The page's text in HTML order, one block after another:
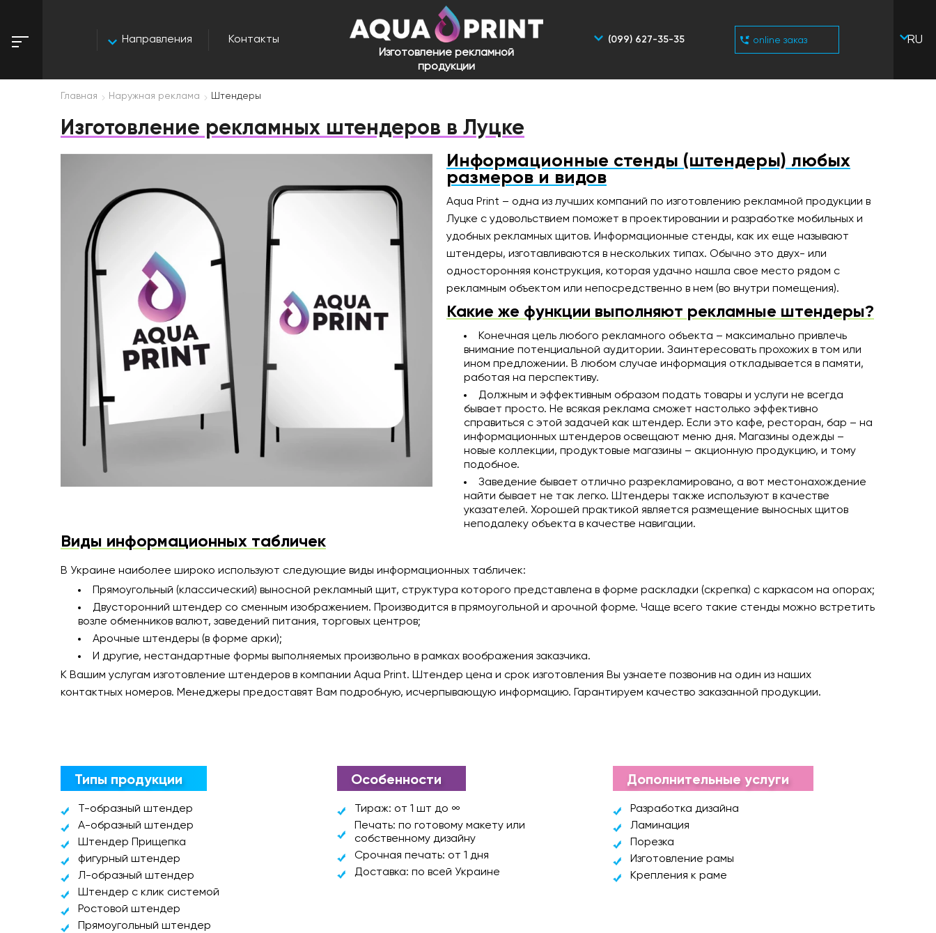
Направления
Контакты
Изготовление рекламной
продукции
(099) 627-35-35 online заказ RU
Главная Наружная реклама Штендеры
Изготовление рекламных штендеров в Луцке
Информационные стенды (штендеры) любых
размеров и видов
Aqua Print – одна из лучших компаний по изготовлению рекламной продукции в
Луцке с удовольствием поможет в проектировании и разработке мобильных и
удобных рекламных щитов. Информационные стенды, как их еще называют
штендеры, изготавливаются в нескольких типах. Обычно это двух- или
односторонняя конструкция, которая удачно нашла свое место рядом с
рекламным объектом или непосредственно в нем (во внутри помещения).
Какие же функции выполняют рекламные штендеры?
Конечная цель любого рекламного объекта – максимально привлечь
внимание потенциальной аудитории. Заинтересовать прохожих в том или
ином предложении. В любом случае информация откладывается в памяти,
работая на перспективу.
Должным и эффективным образом подать товары и услуги не всегда
бывает просто. Не всякая реклама сможет настолько эффективно
справиться с этой задачей как штендер. Если это кафе, ресторан, бар – на
информационных штендеров освещают меню дня. Магазины одежды –
новые коллекции, продуктовые магазины – акционную продукцию, и тому
подобное.
Заведение бывает отлично разрекламировано, а вот местонахождение
найти бывает не так легко. Штендеры также используют в качестве
указателей. Хорошей практикой является размещение выносных щитов
неподалеку объекта в качестве навигации.
Виды информационных табличек
В Украине наиболее широко используют следующие виды информационных табличек:
Прямоугольный (классический) выносной рекламный щит, структура которого представлена в форме раскладки (скрепка) с каркасом на опорах;
Двусторонний штендер со сменным изображением. Производится в прямоугольной и арочной форме. Чаще всего такие стенды можно встретить
возле обменников валют, заведений питания, торговых центров;
Арочные штендеры (в форме арки);
И другие, нестандартные формы выполняемых произвольно в рамках воображения заказчика.
К Вашим услугам изготовление штендеров в компании Aqua Print. Штендер цена и срок изготовления Вы узнаете позвонив на один из наших
контактных номеров. Менеджеры предоставят Вам подробную, исчерпывающую информацию. Гарантируем качество заказанной продукции.
Типы продукции
Т-образный штендер
А-образный штендер
Штендер Прищепка
фигурный штендер
Л-образный штендер
Штендер с клик системой
Ростовой штендер
Прямоугольный штендер
Особенности
Тираж: от 1 шт до ∞
Печать: по готовому макету или
собственному дизайну
Срочная печать: от 1 дня
Доставка: по всей Украине
Дополнительные услуги
Разработка дизайна
Ламинация
Порезка
Изготовление рамы
Крепления к раме